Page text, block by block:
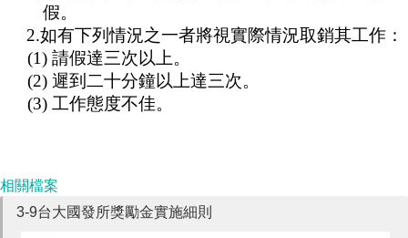
假。
2.如有下列情況之一者將視實際情況取銷其工作：
(1) 請假達三次以上。
(2) 遲到二十分鐘以上達三次。
(3) 工作態度不佳。
相關檔案
3-9台大國發所獎勵金實施細則